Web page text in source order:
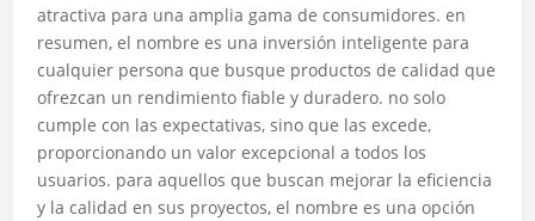
atractiva para una amplia gama de consumidores. en
resumen, el nombre es una inversión inteligente para
cualquier persona que busque productos de calidad que
ofrezcan un rendimiento fiable y duradero. no solo
cumple con las expectativas, sino que las excede,
proporcionando un valor excepcional a todos los
usuarios. para aquellos que buscan mejorar la eficiencia
y la calidad en sus proyectos, el nombre es una opción